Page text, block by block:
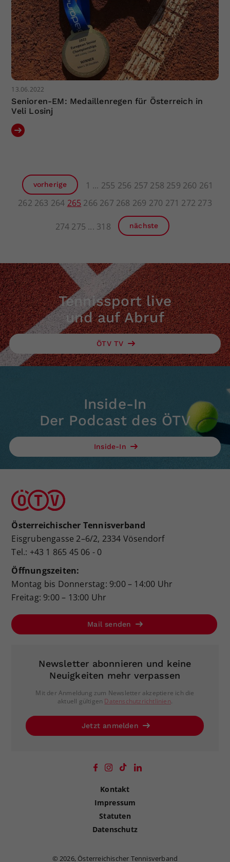
13.06.2022
Senioren-EM: Medaillenregen für Österreich in
Veli Losinj
vorherige 1 255 256 257 258 259 260 261
262 263 264 265 266 267 268 269 270 271 272 273
274 275 318 nächste
Tennissport live
und auf Abruf
ÖTV TV
Inside-In
Der Podcast des ÖTV
Inside-In
Österreichischer Tennisverband
Eisgrubengasse 2–6/2, 2334 Vösendorf
Tel.: +43 1 865 45 06 - 0
Öffnungszeiten:
Montag bis Donnerstag: 9:00 – 14:00 Uhr
Freitag: 9:00 – 13:00 Uhr
Mail senden
Newsletter abonnieren und keine
Neuigkeiten mehr verpassen
Mit der Anmeldung zum Newsletter akzeptiere ich die
aktuell gültigen Datenschutzrichtlinien.
Jetzt anmelden
Kontakt
Impressum
Statuten
Datenschutz
©2026, Österreichischer Tennisverband